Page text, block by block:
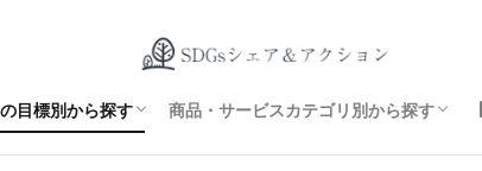
目標別から探す
なくそう
ゼロに
の人に健康と福祉を
い教育をみんなに
ダー平等を実現しよう
水とトイレを世界中に
ギーをみんなに そしてクリーンに
いも経済成長も
技術革新の基盤をつくろう
国の不平等をなくそう
続けられるまちづくりを
る責任 つかう責任
変動に具体的な対策を
豊かさを守ろう
豊かさも守ろう
と公正をすべての人に
トナーシップで目標を達成しよう
商品・サービスカテゴリ別から探す
ファッション
食料・飲料
エネルギー
電化製品
雑貨